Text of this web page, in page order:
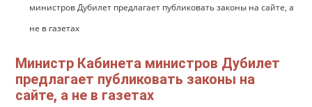
министров Дубилет предлагает публиковать законы на сайте, а
не в газетах
Министр Кабинета министров Дубилет
предлагает публиковать законы на
сайте, а не в газетах